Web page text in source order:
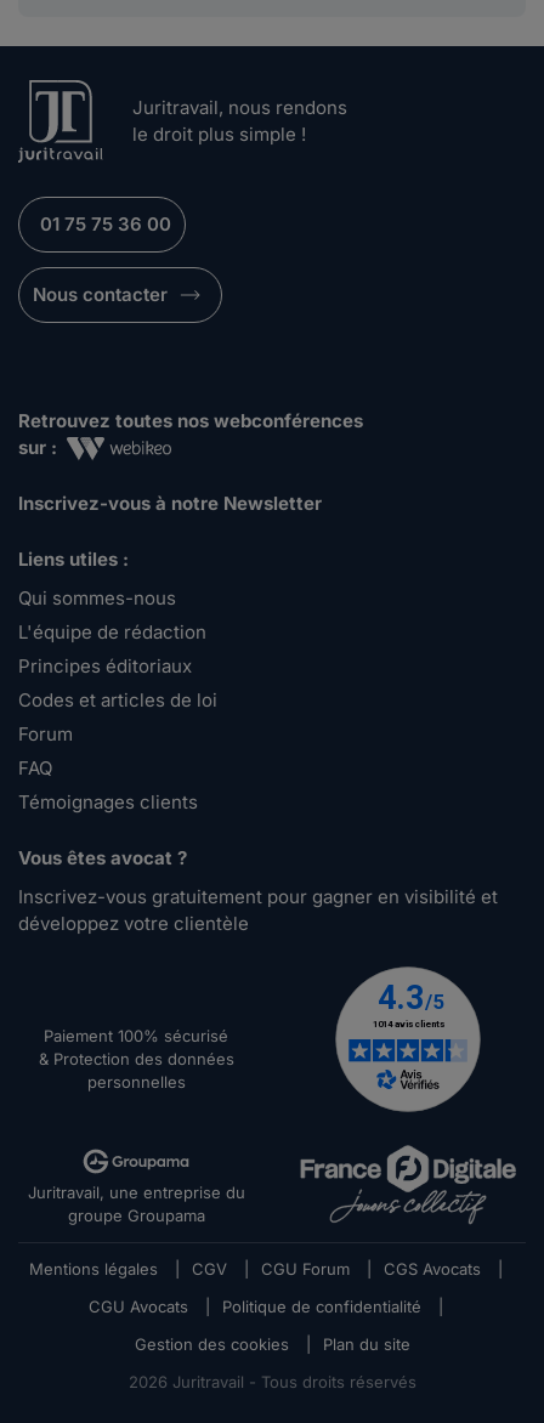
Juritravail, nous rendons
le droit plus simple !
01 75 75 36 00
Nous contacter
Retrouvez toutes nos webconférences
sur :
Inscrivez-vous à notre Newsletter
Liens utiles :
Qui sommes-nous
L'équipe de rédaction
Principes éditoriaux
Codes et articles de loi
Forum
FAQ
Témoignages clients
Vous êtes avocat ?
Inscrivez-vous gratuitement pour gagner en visibilité et
développez votre clientèle
Paiement 100% sécurisé
& Protection des données
personnelles
Juritravail, une entreprise du
groupe Groupama
Mentions légales CGV CGU Forum CGS Avocats
CGU Avocats
Politique de confidentialité
Gestion des cookies
Plan du site
2026 Juritravail - Tous droits réservés